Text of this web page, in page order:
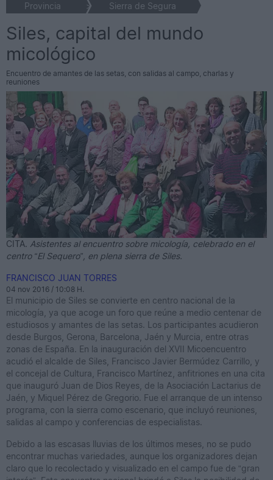
Provincia > Sierra de Segura
Siles, capital del mundo
micológico
Encuentro de amantes de las setas, con salidas al campo, charlas y
reuniones
CITA. Asistentes al encuentro sobre micología, celebrado en el
centro “El Sequero”, en plena sierra de Siles.
FRANCISCO JUAN TORRES
04 nov 2016 / 10:08 H.
El municipio de Siles se convierte en centro nacional de la
micología, ya que acoge un foro que reúne a medio centenar de
estudiosos y amantes de las setas. Los participantes acudieron
desde Burgos, Gerona, Barcelona, Jaén y Murcia, entre otras
zonas de España. En la inauguración del XVII Micoencuentro
acudió el alcalde de Siles, Francisco Javier Bermúdez Carrillo, y
el concejal de Cultura, Francisco Martínez, anfitriones en una cita
que inauguró Juan de Dios Reyes, de la Asociación Lactarius de
Jaén, y Miquel Pérez de Gregorio. Fue el arranque de un intenso
programa, con la sierra como escenario, que incluyó reuniones,
salidas al campo y conferencias de especialistas.
Debido a las escasas lluvias de los últimos meses, no se pudo
encontrar muchas variedades, aunque los organizadores dejan
claro que lo recolectado y visualizado en el campo fue de “gran